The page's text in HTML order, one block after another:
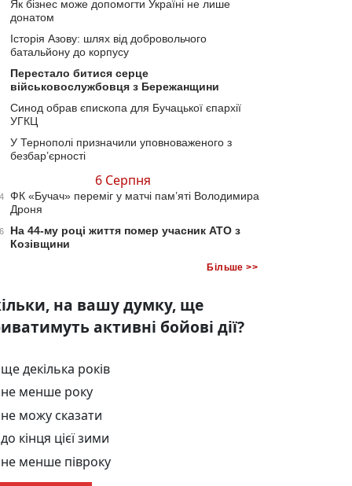
Як бізнес може допомогти Україні не лише
донатом
Історія Азову: шлях від добровольчого
батальйону до корпусу
Перестало битися серце
військовослужбовця з Бережанщини
Синод обрав єпископа для Бучацької єпархії
УГКЦ
У Тернополі призначили уповноваженого з
безбар’єрності
6 Серпня
ФК «Бучач» переміг у матчі пам’яті Володимира
Дроня
На 44-му році життя помер учасник АТО з
Козівщини
Більше >>
на вашу думку, ще
активні бойові дії?
ще декілька років
не менше року
не можу сказати
до кінця цієї зими
не менше півроку